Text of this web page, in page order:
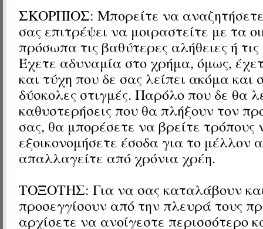
ΣΚΟΡΠΙΟΣ: Μπορείτε να
σας επιτρέψει να μοιραστείτε με τα
πρόσωπα τις βαθύτερες αλήθειες ή
Έχετε αδυναμία στο χρήμα, όμως,
και τύχη που δε σας λείπει ακόμα και
δύσκολες στιγμές. Παρόλο που δε θα
καθυστερήσεις που θα πλήξουν τον
σας, θα μπορέσετε να βρείτε τρόπους
εξοικονομήσετε έσοδα για το μέλλον
απαλλαγείτε από χρόνια χρέη.
ΤΟΞΟΤΗΣ: Για να σας καταλάβουν
προσεγγίσουν από την πλευρά τους
αρχίσετε να ανοίγεστε περισσότερο